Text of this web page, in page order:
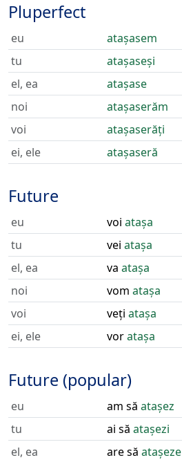
Pluperfect
eu
atașasem
tu
atașaseși
el, ea
atașase
noi
atașaserăm
voi
atașaserăți
ei, ele
atașaseră
Future
eu voi atașa
tu
vei atașa
el, ea
va atașa
noi
vom atașa
voi
veți atașa
ei, ele
voratașa
Future (popular)
eu am să atașez
tu
ai să atașezi
el, ea
are să atașeze